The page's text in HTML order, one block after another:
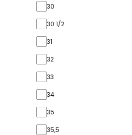
rozmiar
30
30 1/2
31
32
33
34
35
35,5